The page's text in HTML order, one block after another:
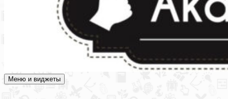
Академия СОВА
Подготовка к ЕГЭ, ОГЭ, ВПР, МЦКО, СтатГрад, КДР, ВОШ,
Меню и виджеты